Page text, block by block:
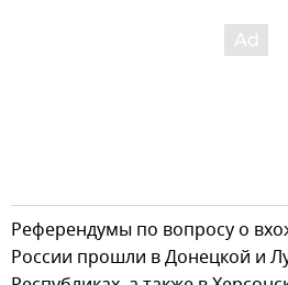
Референдумы по вопросу о
России прошли в Донецкой и